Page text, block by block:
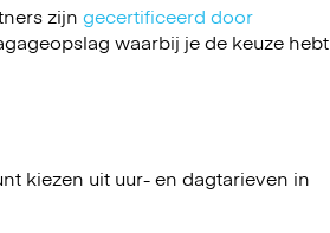
zijn gecertificeerd door
waarbij je de keuze hebt
kiezen uit uur- en dagtarieven in